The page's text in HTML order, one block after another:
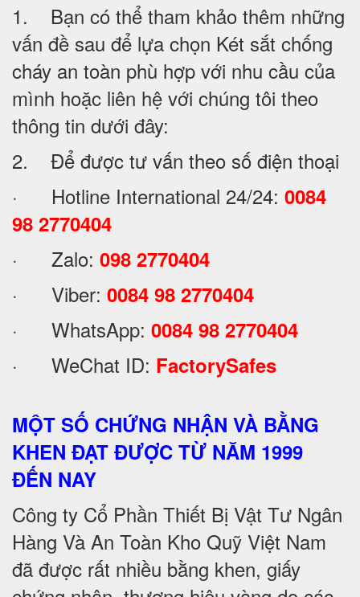
1. Bạn có thể tham khảo thêm những
vấn đề sau để lựa chọn Két sắt chống
cháy an toàn phù hợp với nhu cầu của
mình hoặc liên hệ với chúng tôi theo
thông tin dưới đây:
2. Để được tư vấn theo số điện thoại
· Hotline International 24/24: 0084
98 2770404
· Zalo: 098 2770404
· Viber: 0084 98 2770404
· WhatsApp: 0084 98 2770404
· WeChat ID: FactorySafes
MỘT SỐ CHỨNG NHẬN VÀ BẰNG
KHEN ĐẠT ĐƯỢC TỪ NĂM 1999
ĐẾN NAY
Công ty Cổ Phần Thiết Bị Vật Tư Ngân
Hàng Và An Toàn Kho Quỹ Việt Nam
đã được rất nhiều bằng khen, giấy